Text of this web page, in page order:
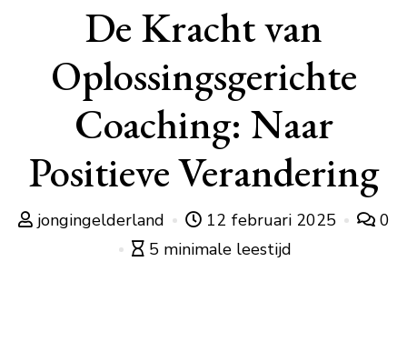
De Kracht van
Oplossingsgerichte
Coaching: Naar
Positieve Verandering
jongingelderland 12 februari 2025
0
5 minimale leestijd